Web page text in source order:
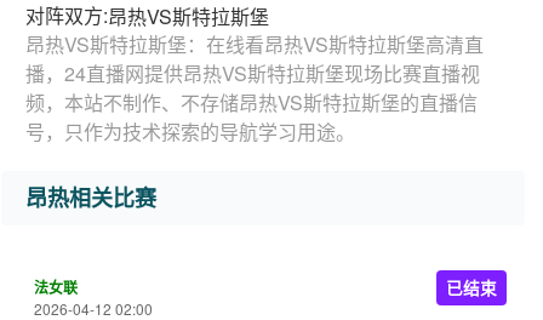
对阵双方:昂热VS斯特拉斯堡
昂热VS斯特拉斯堡：在线看昂热VS斯特拉斯堡高清直
播，24直播网提供昂热VS斯特拉斯堡现场比赛直播视
频，本站不制作、不存储昂热VS斯特拉斯堡的直播信
号，只作为技术探索的导航学习用途。
昂热相关比赛
法女联
2026-04-12 02:00
已结束